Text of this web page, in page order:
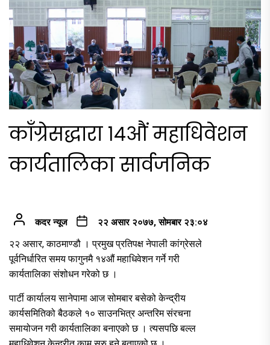
काँग्रेसद्धारा १४औं महाधिवेशन
कार्यतालिका सार्वजनिक
कदर न्यूज २२ असार २०७७, सोमबार २३:०४
२२ असार, काठमाण्डौ । प्रमुख प्रतिपक्ष नेपाली कांग्रेसले
पूर्वनिर्धारित समय फागुनमै १४औं महाधिवेशन गर्ने गरी
कार्यतालिका संशोधन गरेको छ ।
पार्टी कार्यालय सानेपामा आज सोमबार बसेको केन्द्रीय
कार्यसमितिको बैठकले १० साउनभित्र अन्तरिम संरचना
समायोजन गरी कार्यतालिका बनाएको छ । त्यसपछि बल्ल